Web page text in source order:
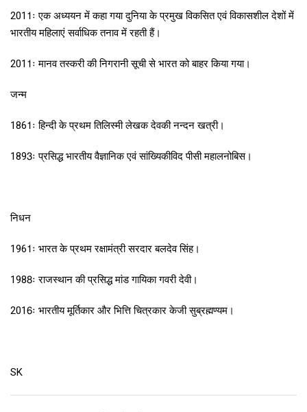
2011ः एक अध्ययन में कहा गया दुनिया के प्रमुख विकसित एवं विकासशील देशों में
भारतीय महिलाएं सर्वाधिक तनाव में रहती हैं।
2011ः मानव तस्करी की निगरानी सूची से भारत को बाहर किया गया।
जन्म
1861ः हिन्दी के प्रथम तिलिस्मी लेखक देवकी नन्दन खत्री।
1893ः प्रसिद्ध भारतीय वैज्ञानिक एवं सांख्यिकीविद पीसी महालनोबिस।
निधन
1961ः भारत के प्रथम रक्षामंत्री सरदार बलदेव सिंह।
1988ः राजस्थान की प्रसिद्ध मांड गायिका गवरी देवी।
2016ः भारतीय मूर्तिकार और भित्ति चित्रकार केजी सुब्रह्मण्यम।
SK